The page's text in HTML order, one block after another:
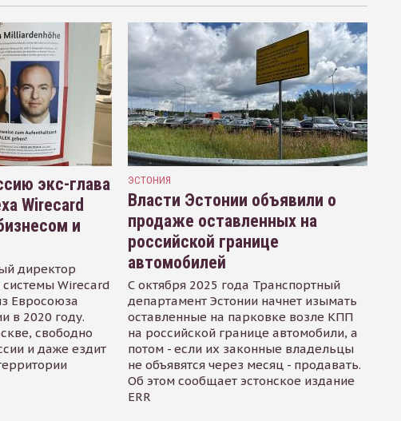
экс-глава
Wirecard
и
директор
Wirecard
Евросоюза
в 2020 году.
свободно
и даже ездит
ЭСТОНИЯ
Власти Эстонии объявили о
продаже оставленных на
российской границе
автомобилей
С октября 2025 года Транспортный
департамент Эстонии начнет изымать
оставленные на парковке возле КПП
на российской границе автомобили, а
потом - если их законные владельцы
не объявятся через месяц - продавать.
Об этом сообщает эстонское издание
ERR